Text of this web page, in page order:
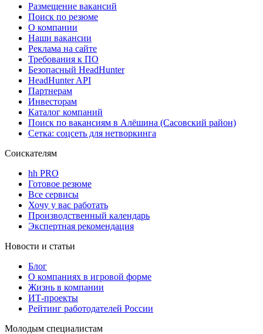
Размещение вакансий
Поиск по резюме
О компании
Наши вакансии
Реклама на сайте
Требования к ПО
Безопасный HeadHunter
HeadHunter API
Партнерам
Инвесторам
Каталог компаний
Поиск по вакансиям в Алёшина (Сасовский район)
Сетка: соцсеть для нетворкинга
Соискателям
hh PRO
Готовое резюме
Все сервисы
Хочу у вас работать
Производственный календарь
Экспертная рекомендация
Новости и статьи
Блог
О компаниях в игровой форме
Жизнь в компании
ИТ-проекты
Рейтинг работодателей России
Молодым специалистам